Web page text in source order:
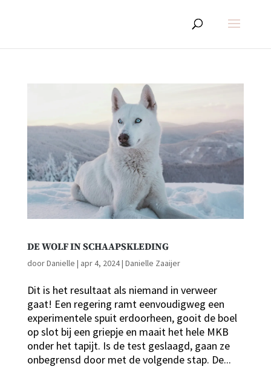
DE WOLF IN SCHAAPSKLEDING
doorDanielle | apr 4, 2024| Danielle Zaaijer
Dit is het resultaat als niemand in verweer
gaat! Een regering ramt eenvoudigweg een
experimentele spuit erdoorheen, gooit de boel
op slot bij een griepje en maait het hele MKB
onder het tapijt. Is de test geslaagd, gaan ze
onbegrensd door met de volgende stap. De...